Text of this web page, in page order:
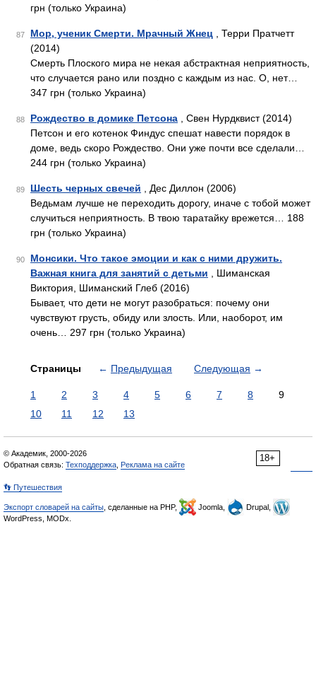
грн (только Украина)
87 Мор, ученик Смерти. Мрачный Жнец , Терри Пратчетт
(2014)
Смерть Плоского мира не некая абстрактная неприятность,
что случается рано или поздно с каждым из нас. О, нет…
347 грн (только Украина)
88 Рождество в домике Петсона , Свен Нурдквист (2014)
Петсон и его котенок Финдус спешат навести порядок в
доме, ведь скоро Рождество. Они уже почти все сделали…
244 грн (только Украина)
89 Шесть черных свечей , Дес Диллон (2006)
Ведьмам лучше не переходить дорогу, иначе с тобой может
случиться неприятность. В твою таратайку врежется… 188
грн (только Украина)
90
Монсики. Что такое эмоции и как с ними дружить.
Важная книга для занятий с детьми , Шиманская
Виктория, Шиманский Глеб (2016)
Бывает, что дети не могут разобраться: почему они
чувствуют грусть, обиду или злость. Или, наоборот, им
очень… 297 грн (только Украина)
Страницы ← Предыдущая Следующая →
1 2 3 4 5 6 7 8
9
10
11 12 13
18+
© Академик, 2000-2026
Обратная связь: Техподдержка Реклама на сайте
👣 Путешествия
Экспорт словарей на сайты , сделанные на PHP, Joomla,
Drupal,
WordPress, MODx.